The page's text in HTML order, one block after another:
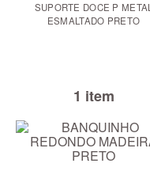
SUPORTE DOCE P METAL
ESMALTADO PRETO
1 item